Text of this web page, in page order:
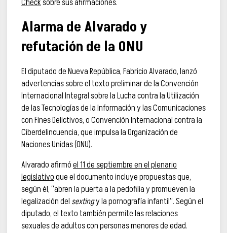
Checksobre sus afirmaciones.
Alarma de Alvarado y
refutación de la ONU
El diputado de Nueva República, Fabricio Alvarado, lanzó
advertencias sobre el texto preliminar de la Convención
Internacional Integral sobre la Lucha contra la Utilización
de las Tecnologías de la Información y las Comunicaciones
con Fines Delictivos, o Convención Internacional contra la
Ciberdelincuencia, que impulsa la Organización de
Naciones Unidas (ONU).
Alvarado afirmóel 11 de septiembre en el plenario
legislativoque el documento incluye propuestas que,
según él, “abren la puerta a la pedofilia y promueven la
legalización del sextingy la pornografía infantil”. Según el
diputado, el texto también permite las relaciones
sexuales de adultos con personas menores de edad.